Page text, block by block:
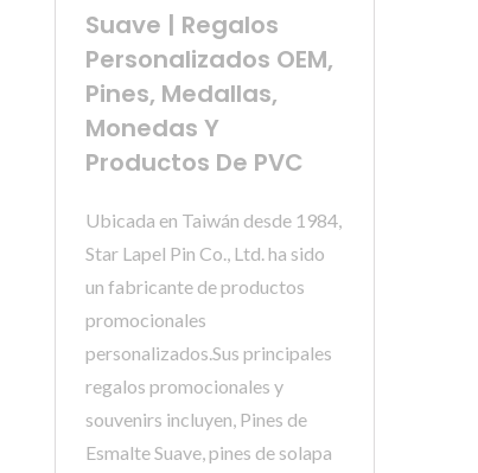
Suave | Regalos
Personalizados OEM,
Pines, Medallas,
Monedas Y
Productos De PVC
Ubicada en Taiwán desde 1984,
Star Lapel Pin Co., Ltd. ha sido
un fabricante de productos
promocionales
personalizados.Sus principales
regalos promocionales y
souvenirs incluyen, Pines de
Esmalte Suave, pines de solapa